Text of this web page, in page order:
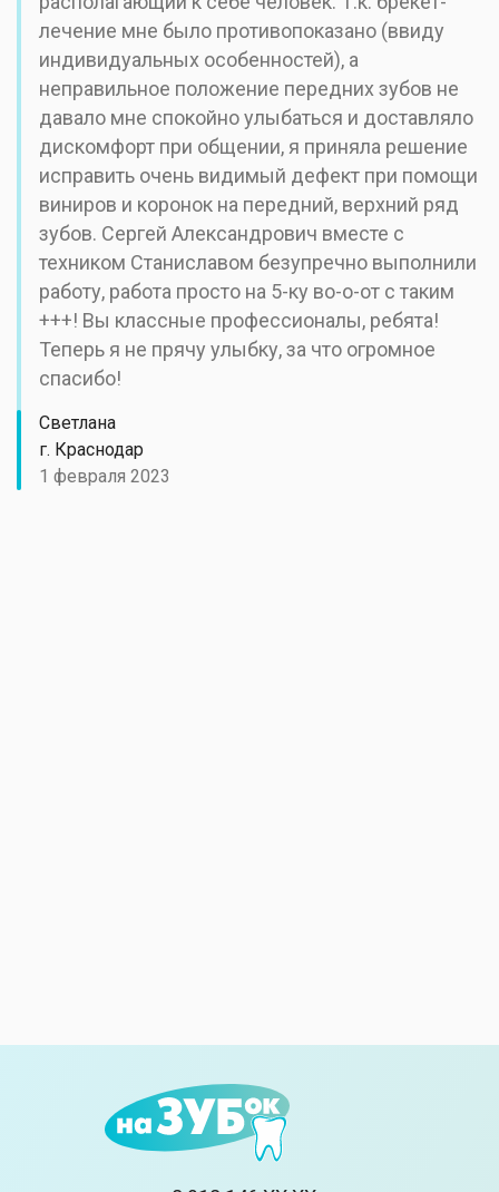
лечение мне было противопоказано (ввиду
индивидуальных особенностей), а
неправильное положение передних зубов не
давало мне спокойно улыбаться и доставляло
дискомфорт при общении, я приняла решение
исправить очень видимый дефект при помощи
виниров и коронок на передний, верхний ряд
зубов. Сергей Александрович вместе с
техником Станиславом безупречно выполнили
работу, работа просто на 5-ку во-о-от с таким
+++! Вы классные профессионалы, ребята!
Теперь я не прячу улыбку, за что огромное
спасибо!
Светлана
г. Краснодар
1 февраля 2023